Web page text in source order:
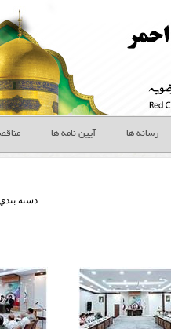
رسانه ها آیین نامه ها
دسته